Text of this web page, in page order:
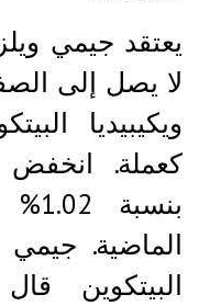
يعتقد جيمي
لا يصل إلى
ويكيبيديا
كعملة. انخفض
الماضية.
البيتكوين